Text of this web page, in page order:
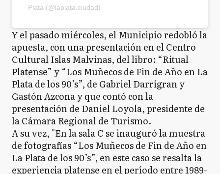
Plata (@laplata.ciudad)
Y el pasado miércoles, el Municipio redobló la
apuesta, con una presentación en el Centro
Cultural Islas Malvinas, del libro: “Ritual
Platense” y “Los Muñecos de Fin de Año en La
Plata de los 90’s”, de Gabriel Darrigran y
Gastón Azcona y que contó con la
presentación de Daniel Loyola, presidente de
la Cámara Regional de Turismo.
A su vez, "En la sala C se inauguró la muestra
de fotografías “Los Muñecos de Fin de Año en
La Plata de los 90’s”, en este caso se resalta la
experiencia platense en el período entre 1989-